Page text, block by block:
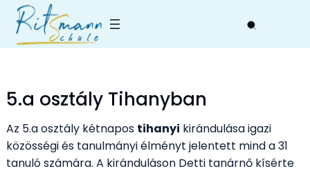
Skip
content
5.a osztály Tihanyban
Az 5.a osztály kétnapos tihanyi kirándulása igazi
közösségi és tanulmányi élményt jelentett mind a 31
tanuló számára. A kiránduláson Detti tanárnő kísérte